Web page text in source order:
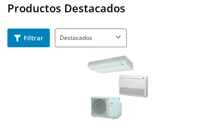
Productos Destacados
Filtrar